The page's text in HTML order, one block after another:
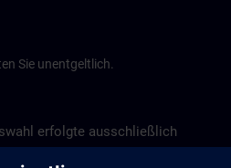
Sie unentgeltlich.
erfolgte ausschließlich